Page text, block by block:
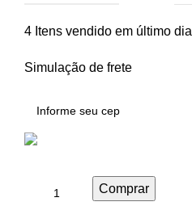
4 Itens vendido em último dia
Simulação de frete
Comprar